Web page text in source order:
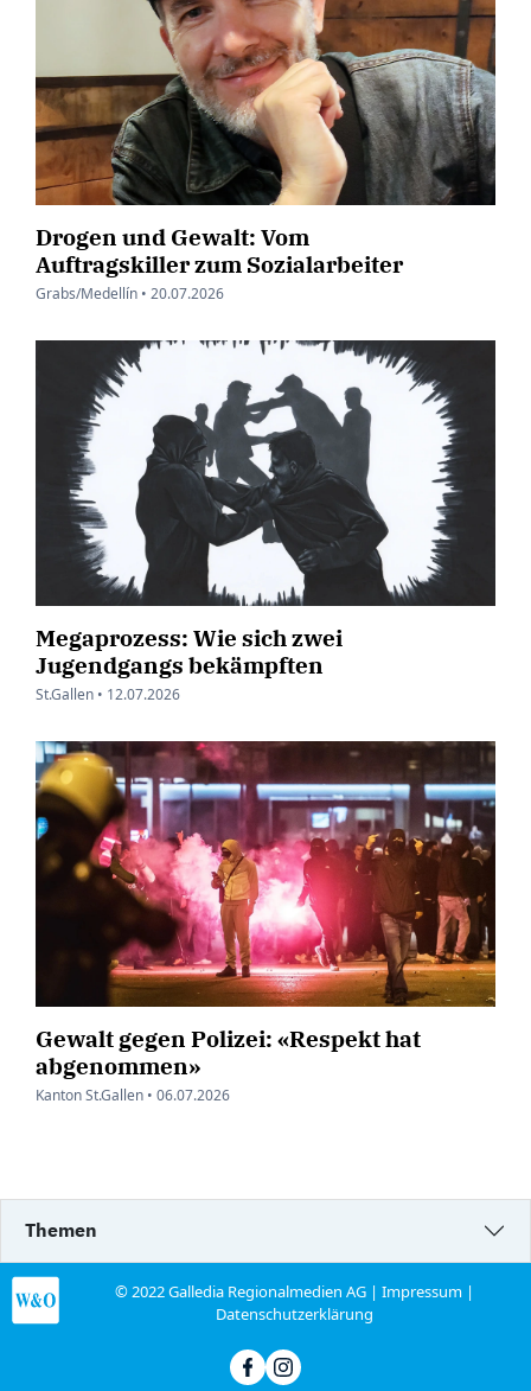
Drogen und Gewalt: Vom
Auftragskiller zum Sozialarbeiter
Grabs/Medellín • 20.07.2026
Megaprozess: Wie sich zwei
Jugendgangs bekämpften
St.Gallen • 12.07.2026
Gewalt gegen Polizei: «Respekt hat
abgenommen»
Kanton St.Gallen • 06.07.2026
Themen
© 2022 Galledia Regionalmedien AG |Impressum |
Datenschutzerklärung